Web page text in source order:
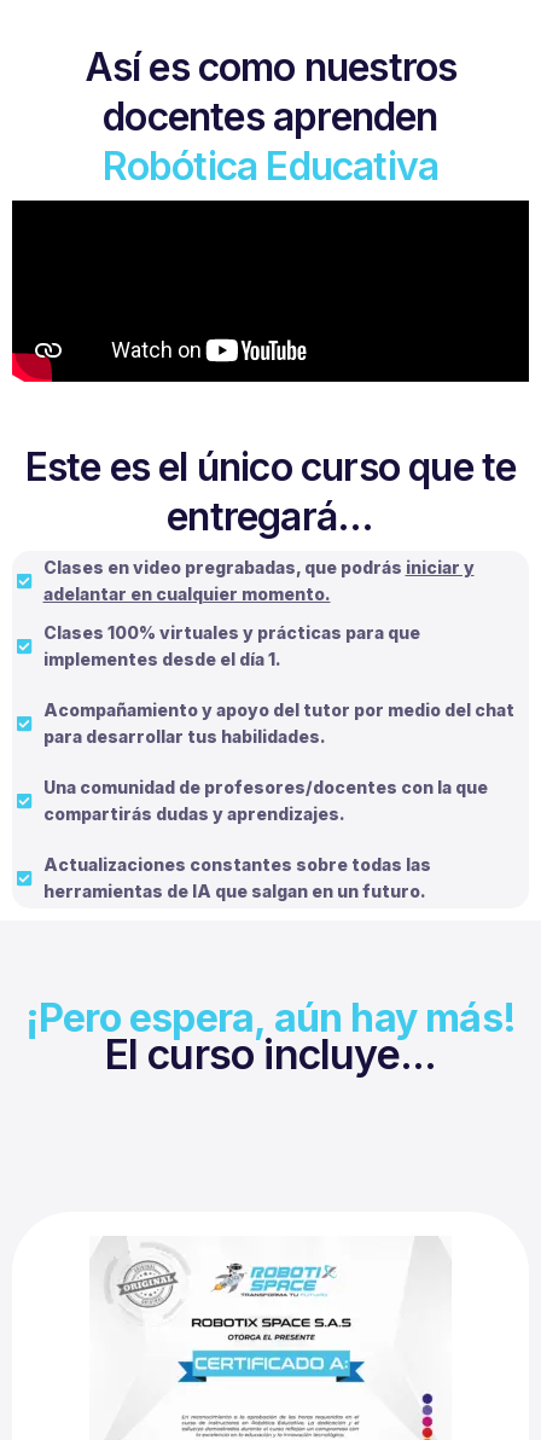
Así es como nuestros
docentes aprenden
Robótica Educativa
Este es el único curso que te
entregará...
Clases en video pregrabadas, que podrás iniciar y
adelantar en cualquier momento.
Clases 100% virtuales y prácticas para que
implementes desde el día 1.
Acompañamiento y apoyo del tutor por medio del chat
para desarrollar tus habilidades.
Una comunidad de profesores/docentes con la que
compartirás dudas y aprendizajes.
Actualizaciones constantes sobre todas las
herramientas de IA que salgan en un futuro.
¡Pero espera, aún hay más!
El curso incluye...